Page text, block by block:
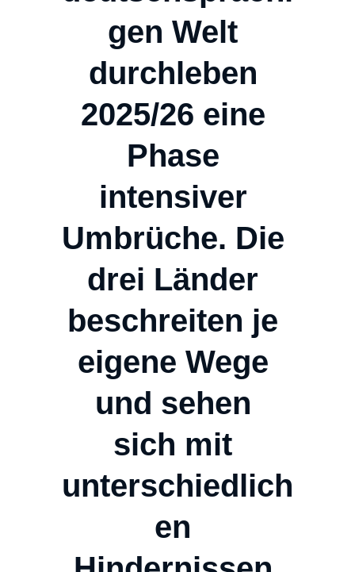
gen Welt
durchleben
2025/26 eine
Phase
intensiver
Umbrüche. Die
drei Länder
beschreiten je
eigene Wege
und sehen
sich mit
unterschiedlich
en